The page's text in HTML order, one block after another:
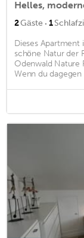
2Gäste · 1
Dieses Apartment
schöne Natur der
Odenwald Nature
Wenn du dagegen